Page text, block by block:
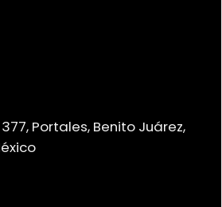
Portales, Benito Juárez,